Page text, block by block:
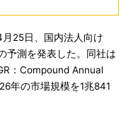
25日、国内法人向け
予測を発表した。同社は
：Compound Annual
年の市場規模を1兆841